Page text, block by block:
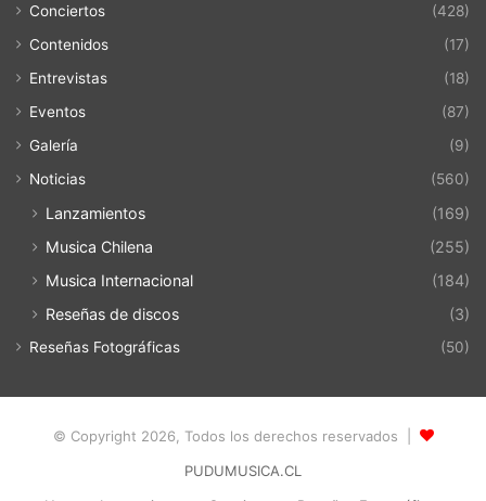
Conciertos
(428)
Contenidos
(17)
Entrevistas
(18)
Eventos
(87)
Galería
(9)
Noticias
(560)
Lanzamientos
(169)
Musica Chilena
(255)
Musica Internacional
(184)
Reseñas de discos
(3)
Reseñas Fotográficas (50)
© Copyright 2026, Todos los derechos reservados |
PUDUMUSICA.CL